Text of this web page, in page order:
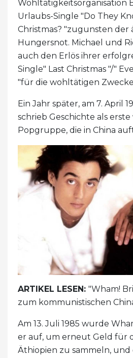
Wohltätigkeitsorganisation
Urlaubs-Single "Do They
Christmas? "zugunsten der
Hungersnot. Michael und
auch den Erlös ihrer
Single" Last Christmas "/"
"für die wohltätigen
Ein Jahr später, am 7. April
schrieb Geschichte als
Popgruppe, die in China
ARTIKEL LESEN: "Wham!
zum kommunistischen
Am 13. Juli 1985 wurde
er auf, um erneut Geld für
Äthiopien zu sammeln, und